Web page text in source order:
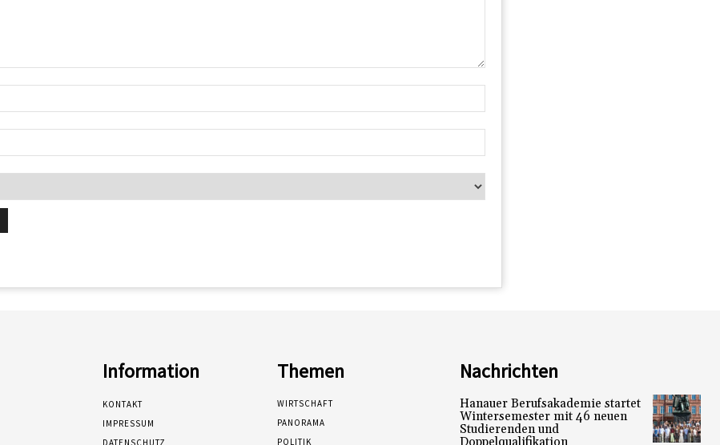
Information
KONTAKT
IMPRESSUM
DATENSCHUTZ
Themen
WIRTSCHAFT
PANORAMA
POLITIK
Nachrichten
Hanauer Berufsakademie startet
Wintersemester mit 46 neuen
Studierenden und